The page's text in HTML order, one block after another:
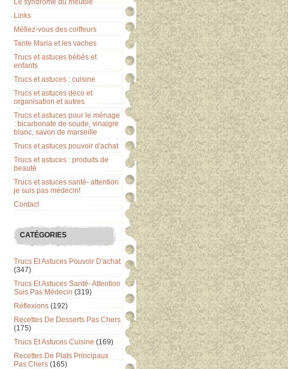
Le syndrome du meuble
Links
Méfiez-vous des coiffeurs
Tante Maria et les vaches
Trucs et astuces bébés et
enfants
Trucs et astuces : cuisine
Trucs et astuces déco et
organisation et autres
Trucs et astuces pour le ménage
: bicarbonate de soude, vinaigre
blanc, savon de marseille
Trucs et astuces pouvoir d'achat
Trucs et astuces : produits de
beauté
Trucs et astuces santé- attention
je suis pas médecin!
Contact
CATÉGORIES
Trucs Et Astuces Pouvoir D'achat
(347)
Trucs Et Astuces Santé- Attention
Suis Pas Médecin (319)
Réflexions (192)
Recettes De Desserts Pas Chers
(175)
Trucs Et Astuces Cuisine (169)
Recettes De Plats Principaux
Pas Chers (165)